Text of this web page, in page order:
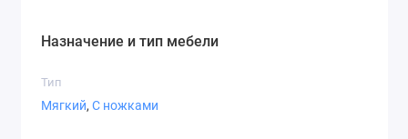
Назначение и тип мебели
Тип
Мягкий, С ножками